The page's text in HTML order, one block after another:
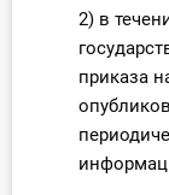
Обучение
Тарифы
2) в
приказа